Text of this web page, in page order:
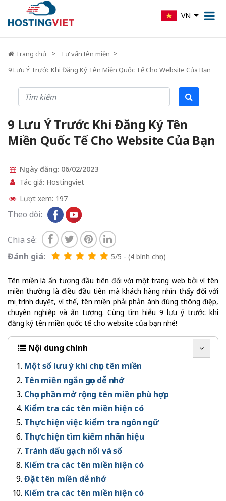
VN
Trang chủ
Tư vấn tên miền
9 Lưu Ý Trước Khi Đăng Ký Tên Miền Quốc Tế Cho Website Của Bạn
9 Lưu Ý Trước Khi Đăng Ký Tên
Miền Quốc Tế Cho Website Của Bạn
Ngày đăng: 06/02/2023
Tác giả: Hostingviet
Lượt xem: 197
Theo dõi:
Chia sẻ:
Đánh giá:
5/5 - (4 bình chọn)
Tên miền là ấn tượng đầu tiên đối với một trang web bởi vì tên
miền thường là điều đầu tiên mà khách hàng nhìn thấy đối với
mọi trình duyệt, vì thế, tên miền phải phản ánh đúng thông điệp,
chuyên nghiệp và ấn tượng. Cùng tìm hiểu 9 lưu ý trước khi
đăng ký tên miền quốc tế cho website của bạn nhé!
Nội dung chính
Một số lưu ý khi chọn tên miền
Tên miền ngắn gọn dễ nhớ
Chọn phần mở rộng tên miền phù hợp
Kiểm tra các tên miền hiện có
Thực hiện việc kiểm tra ngôn ngữ
Thực hiện tìm kiếm nhãn hiệu
Tránh dấu gạch nối và số
Kiểm tra các tên miền hiện có
Đặt tên miền dễ nhớ
Kiểm tra các tên miền hiện có